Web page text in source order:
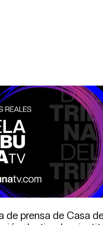
de prensa de Casa